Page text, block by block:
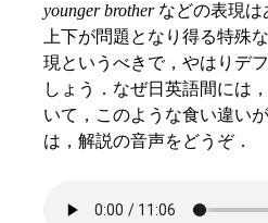
younger brotherなどの表現は
上下が問題となり得る特殊
現というべきで，やはりデ
しょう．なぜ日英語間には
いて，このような食い違い
は，解説の音声をどうぞ．